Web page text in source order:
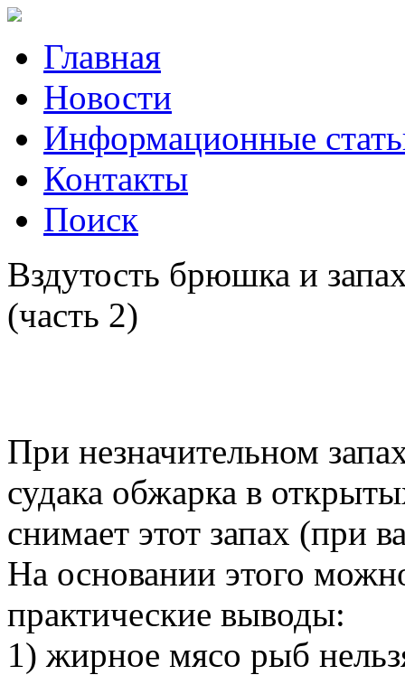
Главная
Новости
Информационные
Контакты
Поиск
Вздутость брюшка и
(часть 2)
При незначительном
судака обжарка в
снимает этот запах (при
На основании этого
практические выводы:
1) жирное мясо рыб